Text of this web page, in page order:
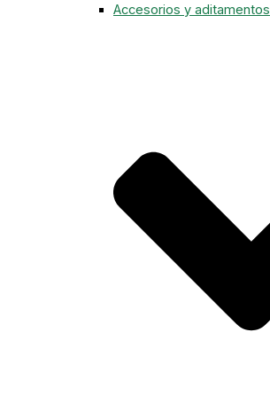
Accesorios y aditamentos